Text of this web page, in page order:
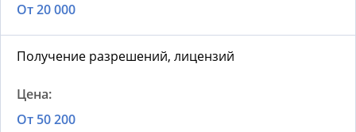
От 20 000
Получение разрешений, лицензий
От 50 200